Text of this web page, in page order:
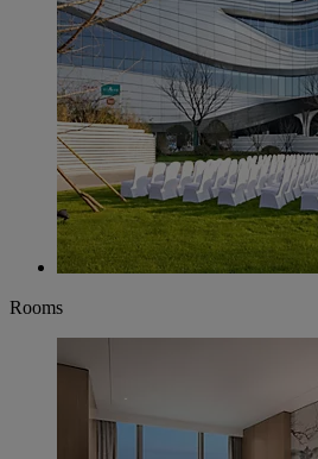
Rooms